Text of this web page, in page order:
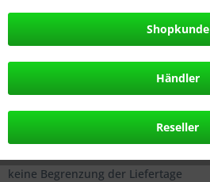
379,00 € *
frühestes Lieferdatum: 07.08.2026
keine Begrenzung der Liefertage
Shopkunde
Händler
Reseller